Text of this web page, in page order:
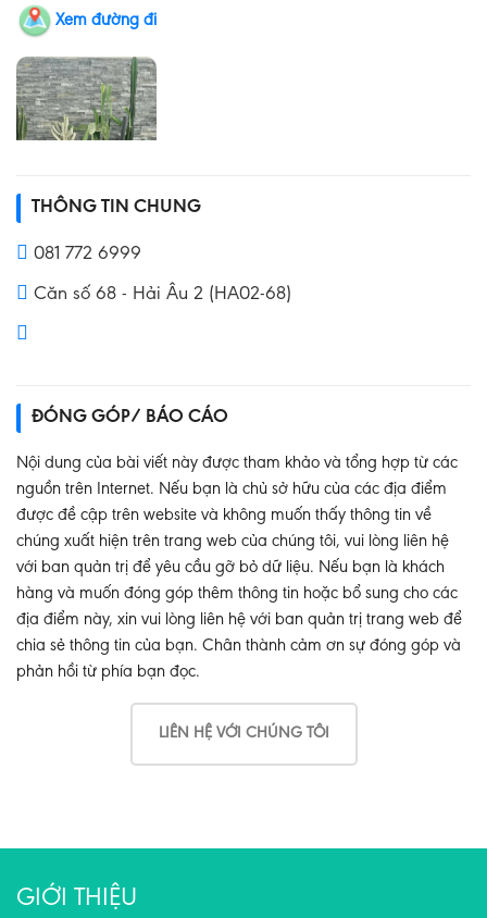
Xem đường đi
THÔNG TIN CHUNG
081 772 6999
Căn số 68 - Hải Âu 2 (HA02-68)
ĐÓNG GÓP/ BÁO CÁO
Nội dung của bài viết này được tham khảo và tổng hợp từ các
nguồn trên Internet. Nếu bạn là chủ sở hữu của các địa điểm
được đề cập trên website và không muốn thấy thông tin về
chúng xuất hiện trên trang web của chúng tôi, vui lòng liên hệ
với ban quản trị để yêu cầu gỡ bỏ dữ liệu. Nếu bạn là khách
hàng và muốn đóng góp thêm thông tin hoặc bổ sung cho các
địa điểm này, xin vui lòng liên hệ với ban quản trị trang web để
chia sẻ thông tin của bạn. Chân thành cảm ơn sự đóng góp và
phản hồi từ phía bạn đọc.
LIÊN HỆ VỚI CHÚNG TÔI
GIỚI THIỆU